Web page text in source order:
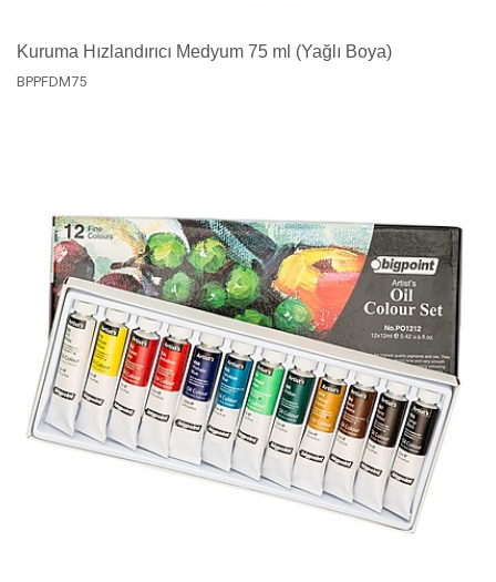
Kuruma Hızlandırıcı Medyum 75 ml (Yağlı Boya)
BPPFDM75